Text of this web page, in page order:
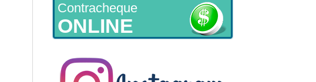
Contracheque
ONLINE